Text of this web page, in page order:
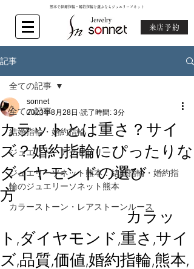
熊本で結婚指輪・婚約指輪を選ぶならジュエリーソネット
来店予約
記事
全ての記事
結婚指輪・婚約指輪
ジュエリー・アクセサリー
ジュエリーソネット熊本：結婚指輪・婚約指
輪のジュエリーソネット熊本
カラーストーン・レアストーンルース
全ての記事
カラットとは重さ？サイ
ズ？婚約指輪にぴったりな
ダイヤモンドの選び
方
カラッ
ト,ダイヤモンド,重さ,サイ
ズ,品質,価値,婚約指輪,熊本,
sonnet
2023年8月28日 読了時間: 3分